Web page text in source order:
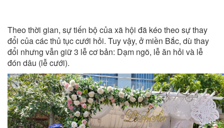
Theo thời gian, sự tiến bộ của xã hội đã kéo theo sự thay
đổi của các thủ tục cưới hỏi. Tuy vậy, ở miền Bắc, dù thay
đổi nhưng vẫn giữ 3 lễ cơ bản: Dạm ngõ, lễ ăn hỏi và lễ
đón dâu (lễ cưới).